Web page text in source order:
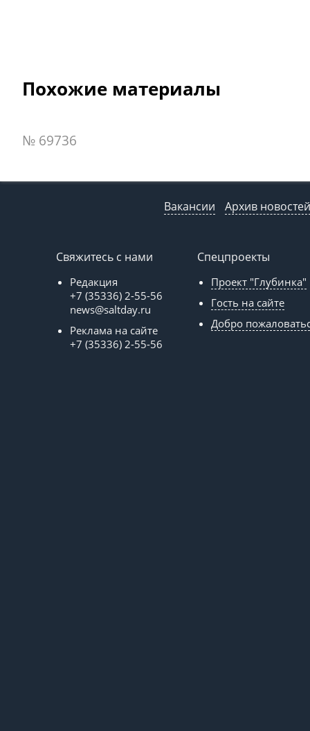
Похожие материалы
№ 69736
Вакансии Архив новостей
Свяжитесь с нами
Редакция
+7 (35336) 2-55-56
news@saltday.ru
Реклама на сайте
+7 (35336) 2-55-56
Спецпроекты
Проект "Глубинка"
Гость на сайте
Добро